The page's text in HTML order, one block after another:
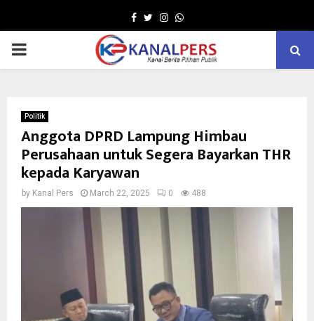
Facebook
TwitterInstagram
Whatsapp
PRIMARY
Politik
Anggota DPRD Lampung Himbau
Perusahaan untuk Segera Bayarkan THR
kepada Karyawan
by Kanal Pers March 22, 2025 0 488